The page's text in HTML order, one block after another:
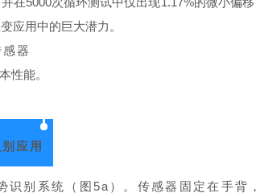
应用中的巨大潜力。
性能。
应用
别系统（图5a）。传感器固定在手背